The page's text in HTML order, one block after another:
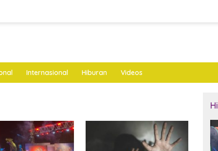
Internasional Hiburan Videos